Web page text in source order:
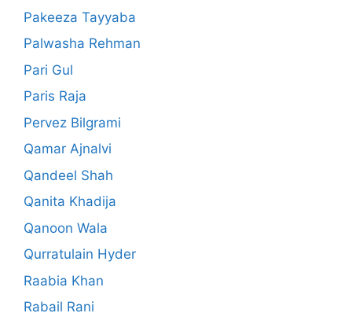
Pakeeza Tayyaba
Palwasha Rehman
Pari Gul
Paris Raja
Pervez Bilgrami
Qamar Ajnalvi
Qandeel Shah
Qanita Khadija
Qanoon Wala
Qurratulain Hyder
Raabia Khan
Rabail Rani